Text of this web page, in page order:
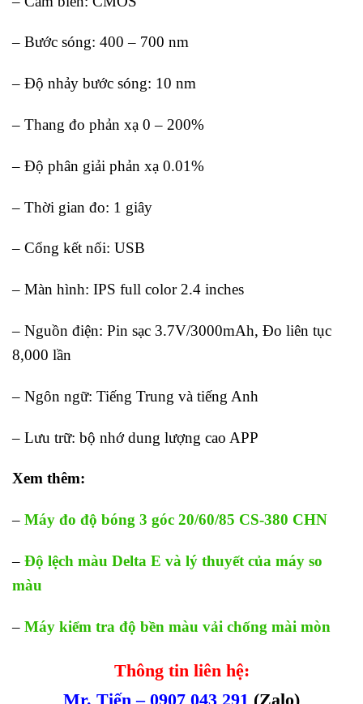
– Bước sóng: 400 – 700 nm
– Độ nhảy bước sóng: 10 nm
– Thang đo phản xạ 0 – 200%
– Độ phân giải phản xạ 0.01%
– Thời gian đo: 1 giây
– Cổng kết nối: USB
– Màn hình: IPS full color 2.4 inches
– Nguồn điện: Pin sạc 3.7V/3000mAh, Đo liên tục
8,000 lần
– Ngôn ngữ: Tiếng Trung và tiếng Anh
– Lưu trữ: bộ nhớ dung lượng cao APP
Xem thêm:
– Máy đo độ bóng 3 góc 20/60/85 CS-380 CHN
– Độ lệch màu Delta E và lý thuyết của máy so
màu
– Máy kiểm tra độ bền màu vải chống mài mòn
Thông tin liên hệ:
Mr. Tiến – 0907 043 291 (Zalo)